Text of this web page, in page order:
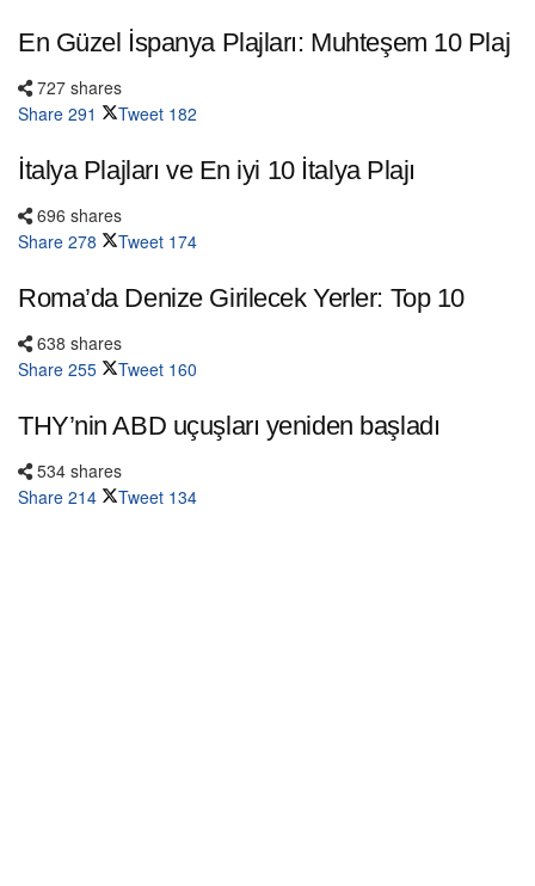
En Güzel İspanya Plajları: Muhteşem 10 Plaj
727 shares
Share 291 Tweet 182
İtalya Plajları ve En iyi 10 İtalya Plajı
696 shares
Share 278 Tweet 174
Roma’da Denize Girilecek Yerler: Top 10
638 shares
Share 255 Tweet 160
THY’nin ABD uçuşları yeniden başladı
534 shares
Share 214 Tweet 134